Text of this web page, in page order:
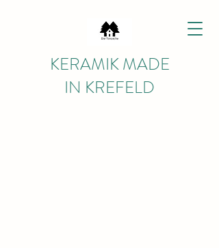
KERAMIK MADE
IN KREFELD